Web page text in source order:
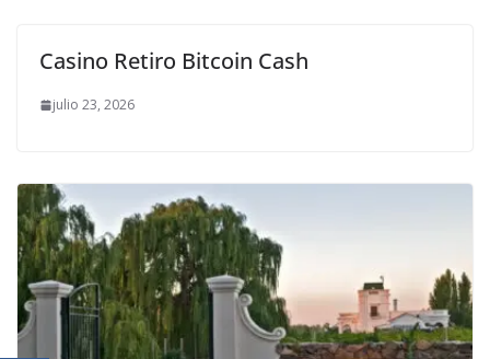
Casino Retiro Bitcoin Cash
julio 23, 2026